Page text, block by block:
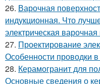
26. Варочная
индукционная. Что
электрическая
27. Проектирование
Особенности проводки
28. Керамогранит для
Основные сведения о